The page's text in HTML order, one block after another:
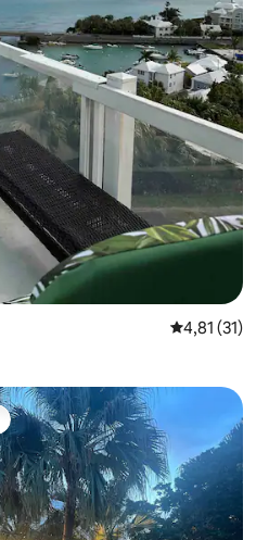
Évaluation
4,81 (31)